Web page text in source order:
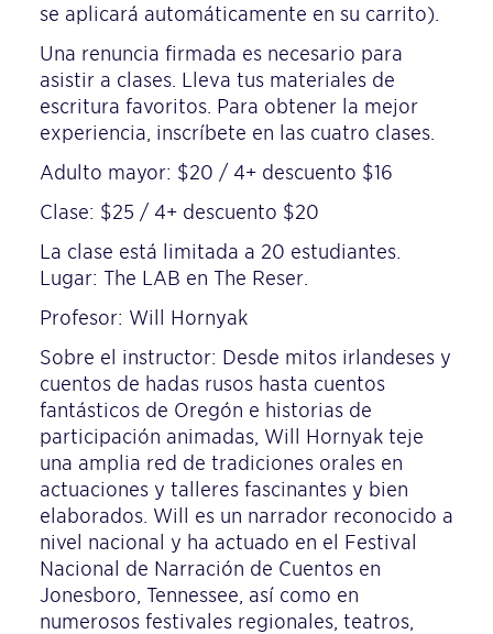
se aplicará automáticamente en su carrito).
Una renuncia firmada es necesario para
asistir a clases. Lleva tus materiales de
escritura favoritos. Para obtener la mejor
experiencia, inscríbete en las cuatro clases.
Adulto mayor: $20 / 4+ descuento $16
Clase: $25 / 4+ descuento $20
La clase está limitada a 20 estudiantes.
Lugar: The LAB en The Reser.
Profesor: Will Hornyak
Sobre el instructor: Desde mitos irlandeses y
cuentos de hadas rusos hasta cuentos
fantásticos de Oregón e historias de
participación animadas, Will Hornyak teje
una amplia red de tradiciones orales en
actuaciones y talleres fascinantes y bien
elaborados. Will es un narrador reconocido a
nivel nacional y ha actuado en el Festival
Nacional de Narración de Cuentos en
Jonesboro, Tennessee, así como en
numerosos festivales regionales, teatros,